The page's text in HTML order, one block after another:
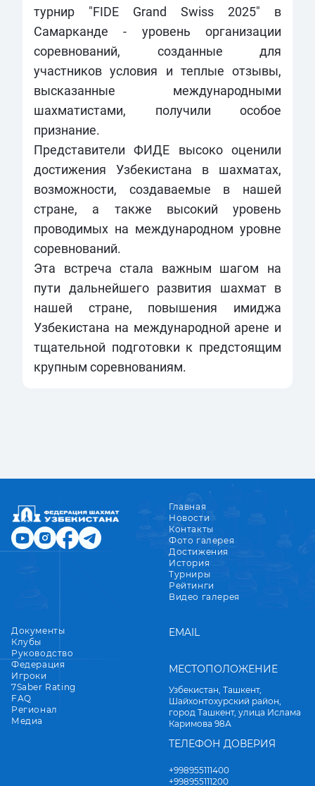
турнир "FIDE Grand Swiss 2025" в
Самарканде - уровень организации
соревнований, созданные для
участников условия и теплые отзывы,
высказанные международными
шахматистами, получили особое
признание.
Представители ФИДЕ высоко оценили
достижения Узбекистана в шахматах,
возможности, создаваемые в нашей
стране, а также высокий уровень
проводимых на международном уровне
соревнований.
Эта встреча стала важным шагом на
пути дальнейшего развития шахмат в
нашей стране, повышения имиджа
Узбекистана на международной арене и
тщательной подготовки к предстоящим
крупным соревнованиям.
Главная
Новости
Контакты
Фото галерея
Достижения
История
Турниры
Рейтинги
Видео галерея
Документы
Клубы
Руководство
Федерация
Игроки
7Saber Rating
FAQ
Регионал
Медиа
EMAIL
МЕСТОПОЛОЖЕНИЕ
Узбекистан, Ташкент,
Шайхонтохурский район,
город Ташкент, улица Ислама
Каримова 98А
ТЕЛЕФОН ДОВЕРИЯ
+998955111400
+998955111200